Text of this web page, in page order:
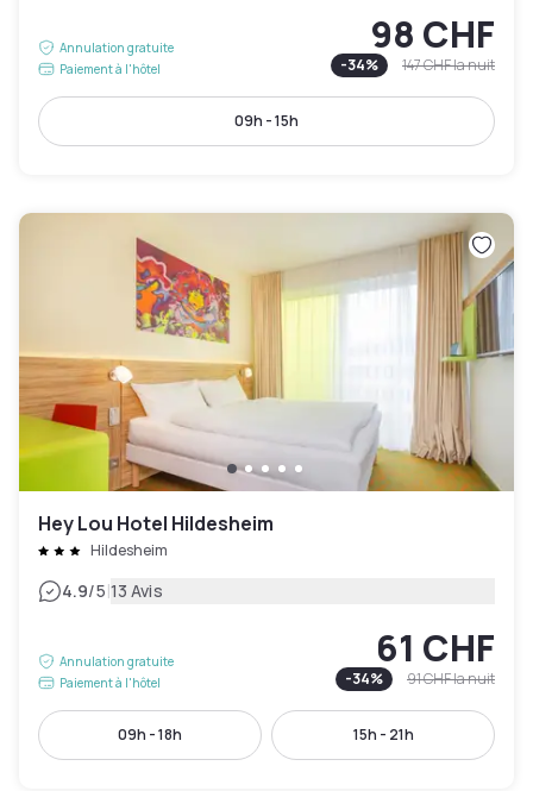
Annulation gratuite
Paiement à l'hôtel
98 CHF
-34% 147 CHFla nuit
09h - 15h
Hey Lou Hotel Hildesheim
Hildesheim
4.9/5|13 Avis
Annulation gratuite
Paiement à l'hôtel
61 CHF
-34% 91 CHFla nuit
09h - 18h 15h - 21h